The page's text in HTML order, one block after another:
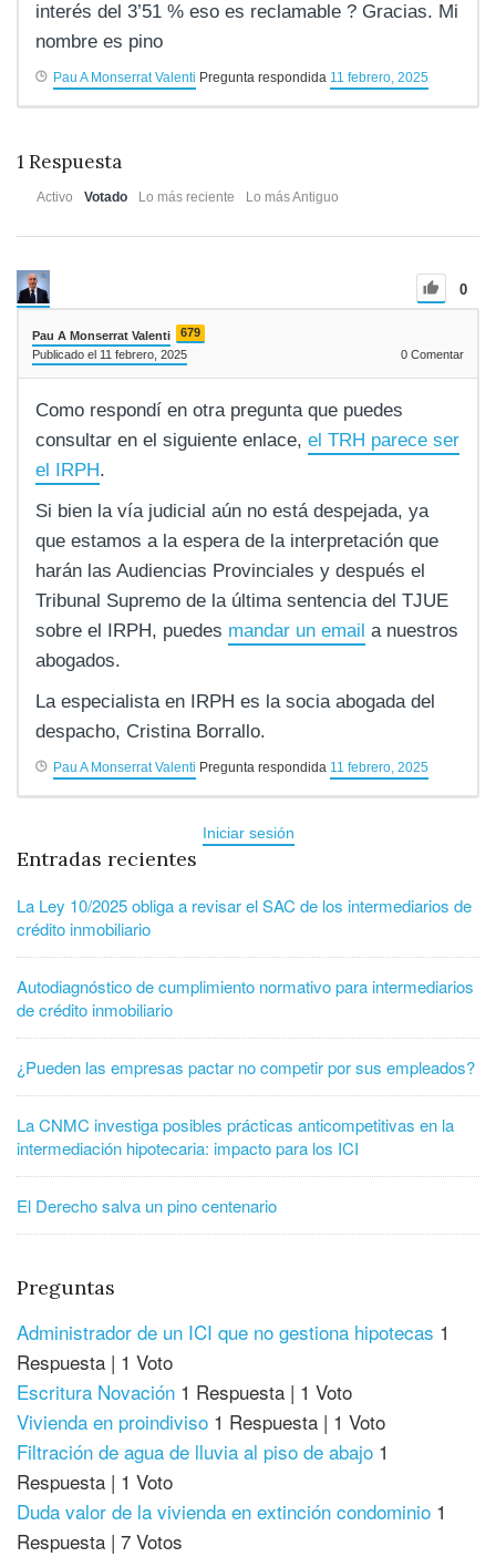
interés del 3’51 % eso es reclamable ? Gracias. Mi
nombre es pino
Pau A Monserrat Valenti Pregunta respondida 11 febrero, 2025
1 Respuesta
Activo Votado Lo más reciente Lo más Antiguo
0
Pau A Monserrat Valenti
679
Publicado el 11 febrero, 2025
0 Comentar
Como respondí en otra pregunta que puedes
consultar en el siguiente enlace, el TRH parece ser
el IRPH.
Si bien la vía judicial aún no está despejada, ya
que estamos a la espera de la interpretación que
harán las Audiencias Provinciales y después el
Tribunal Supremo de la última sentencia del TJUE
sobre el IRPH, puedes mandar un email a nuestros
abogados.
La especialista en IRPH es la socia abogada del
despacho, Cristina Borrallo.
Pau A Monserrat Valenti Pregunta respondida 11 febrero, 2025
Iniciar sesión
Entradas recientes
La Ley 10/2025 obliga a revisar el SAC de los intermediarios de
crédito inmobiliario
Autodiagnóstico de cumplimiento normativo para intermediarios
de crédito inmobiliario
¿Pueden las empresas pactar no competir por sus empleados?
La CNMC investiga posibles prácticas anticompetitivas en la
intermediación hipotecaria: impacto para los ICI
El Derecho salva un pino centenario
Preguntas
Administrador de un ICI que no gestiona hipotecas 1
Respuesta | 1 Voto
Escritura Novación 1 Respuesta | 1 Voto
Vivienda en proindiviso 1 Respuesta | 1 Voto
Filtración de agua de lluvia al piso de abajo 1
Respuesta | 1 Voto
Duda valor de la vivienda en extinción condominio 1
Respuesta | 7 Votos